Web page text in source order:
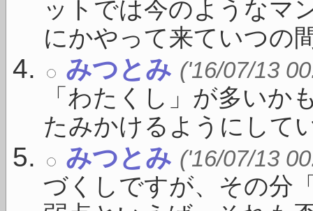
ットでは今のようなマ
にかやって来ていつの
みつとみ ('16/07/13
「わたくし」が多いか
たみかけるようにして
みつとみ ('16/07/13
づくしですが、その分